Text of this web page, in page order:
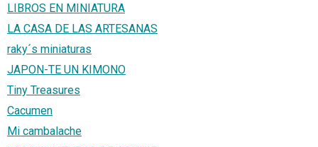
LIBROS EN MINIATURA
LA CASA DE LAS ARTESANAS
raky´s miniaturas
JAPON-TE UN KIMONO
Tiny Treasures
Cacumen
Mi cambalache